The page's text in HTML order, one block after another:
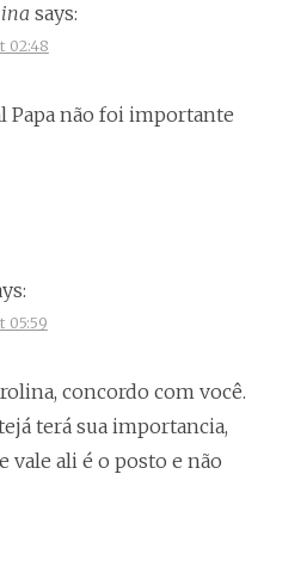
says:
02:48
Papa não foi importante
05:59
concordo com você.
terá sua importancia,
vale ali é o posto e não